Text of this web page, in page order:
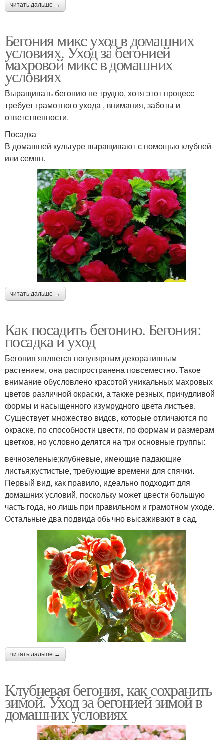
читать дальше →
Бегония микс уход в домашних
условиях. Уход за бегонией
махровой микс в домашних
условиях
Выращивать бегонию не трудно, хотя этот процесс
требует грамотного ухода , внимания, заботы и
ответственности.
Посадка
В домашней культуре выращивают с помощью клубней
или семян.
читать дальше →
Как посадить бегонию. Бегония:
посадка и уход
Бегония является популярным декоративным
растением, она распространена повсеместно. Такое
внимание обусловлено красотой уникальных махровых
цветов различной окраски, а также резных, причудливой
формы и насыщенного изумрудного цвета листьев.
Существует множество видов, которые отличаются по
окраске, по способности цвести, по формам и размерам
цветков, но условно делятся на три основные группы:
вечнозеленые;клубневые, имеющие падающие
листья;кустистые, требующие времени для спячки.
Первый вид, как правило, идеально подходит для
домашних условий, поскольку может цвести большую
часть года, но лишь при правильном и грамотном уходе.
Остальные два подвида обычно высаживают в сад.
читать дальше →
Клубневая бегония, как сохранить
зимой. Уход за бегонией зимой в
домашних условиях